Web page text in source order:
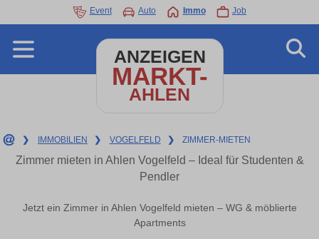
Event Auto Immo Job
ANZEIGEN
MARKT-
AHLEN
❯ IMMOBILIEN ❯ VOGELFELD ❯ ZIMMER-MIETEN
Zimmer mieten in Ahlen Vogelfeld – Ideal für Studenten &
Pendler
Jetzt ein Zimmer in Ahlen Vogelfeld mieten – WG & möblierte
Apartments